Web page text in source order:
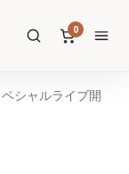
0
シャルライブ開